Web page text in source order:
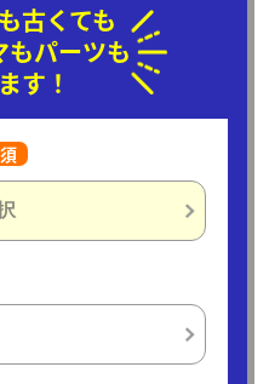
古くても
もパーツも
す！